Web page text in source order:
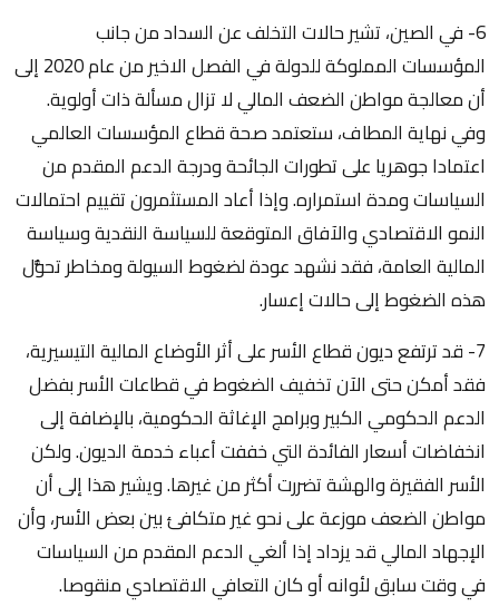
6- في الصين، تشير حالات التخلف عن السداد من جانب
المؤسسات المملوكة للدولة في الفصل الاخير من عام 2020 إلى
أن معالجة مواطن الضعف المالي لا تزال مسألة ذات أولوية.
وفي نهاية المطاف، ستعتمد صحة قطاع المؤسسات العالمي
اعتمادا جوهريا على تطورات الجائحة ودرجة الدعم المقدم من
السياسات ومدة استمراره. وإذا أعاد المستثمرون تقييم احتمالات
النمو الاقتصادي والآفاق المتوقعة للسياسة النقدية وسياسة
المالية العامة، فقد نشهد عودة لضغوط السيولة ومخاطر تحوُّل
هذه الضغوط إلى حالات إعسار.
7- قد ترتفع ديون قطاع الأسر على أثر الأوضاع المالية التيسيرية،
فقد أمكن حتى الآن تخفيف الضغوط في قطاعات الأسر بفضل
الدعم الحكومي الكبير وبرامج الإغاثة الحكومية، بالإضافة إلى
انخفاضات أسعار الفائدة التي خففت أعباء خدمة الديون. ولكن
الأسر الفقيرة والهشة تضررت أكثر من غيرها. ويشير هذا إلى أن
مواطن الضعف موزعة على نحو غير متكافئ بين بعض الأسر، وأن
الإجهاد المالي قد يزداد إذا ألغي الدعم المقدم من السياسات
في وقت سابق لأوانه أو كان التعافي الاقتصادي منقوصا.